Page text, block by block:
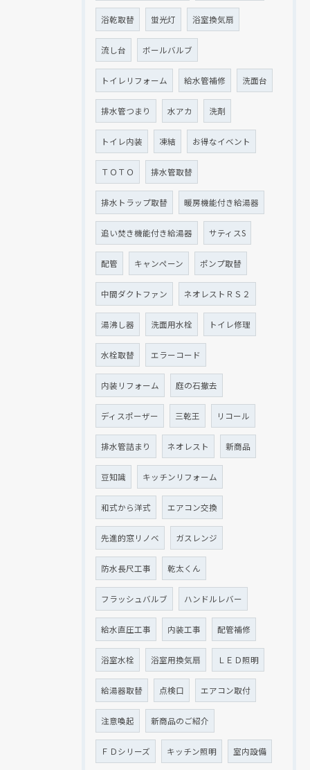
浴乾取替 蛍光灯 浴室換気扇
流し台 ボールバルブ
トイレリフォーム 給水管補修 洗面台
排水管つまり 水アカ 洗剤
トイレ内装 凍結 お得なイベント
ＴＯＴＯ 排水管取替
排水トラップ取替 暖房機能付き給湯器
追い焚き機能付き給湯器 サティスS
配管 キャンペーン ポンプ取替
中間ダクトファン ネオレストＲＳ２
湯沸し器 洗面用水栓 トイレ修理
水栓取替 エラーコード
内装リフォーム 庭の石撤去
ディスポーザー 三乾王 リコール
排水管詰まり ネオレスト 新商品
豆知識 キッチンリフォーム
和式から洋式 エアコン交換
先進的窓リノベ ガスレンジ
防水長尺工事 乾太くん
フラッシュバルブ ハンドルレバー
給水直圧工事 内装工事 配管補修
浴室水栓 浴室用換気扇 ＬＥＤ照明
給湯器取替 点検口 エアコン取付
注意喚起 新商品のご紹介
ＦＤシリーズ キッチン照明 室内設備